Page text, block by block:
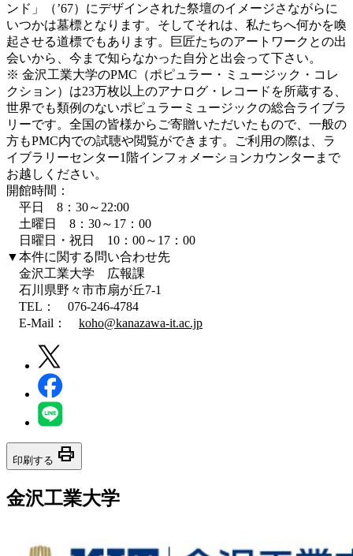
ンド」（’67）にデザインされた祭壇のイメージさながらに
いつかは墓標となります。そしてそれは、私たちへ何かを喚
起させる道標でもあります。巨匠たちのアートワークとの出
会いから、今まで知らなかった自分と出会って下さい。
※ 金沢工業大学のPMC（ポピュラー・ミュージック・コレ
クション）は23万枚以上のアナログ・レコードを所蔵する、
世界でも類例のないポピュラーミュージックの総合ライブラ
リーです。全国の皆様からご寄贈いただいたもので、一般の
方もPMC内での試聴や閲覧ができます。ご利用の際は、ラ
イブラリーセンター1階インフォメーションカウンターまで
お越しください。
開館時間：
平日 8：30～22:00
土曜日 8：30～17：00
日曜日・祝日 10：00～17：00
▼本件に関する問い合わせ先
金沢工業大学 広報課
石川県野々市市扇が丘7-1
TEL： 076-246-4784
E-Mail： koho@kanazawa-it.ac.jp
印刷する print
金沢工業大学